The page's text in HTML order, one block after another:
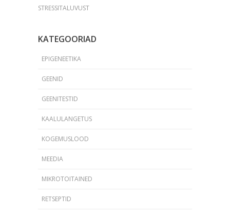
STRESSITALUVUST
KATEGOORIAD
EPIGENEETIKA
GEENID
GEENITESTID
KAALULANGETUS
KOGEMUSLOOD
MEEDIA
MIKROTOITAINED
RETSEPTID